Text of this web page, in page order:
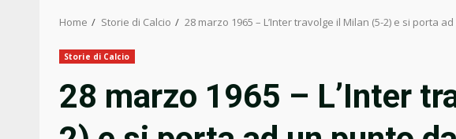
Home Storie di Calcio 28 marzo 1965 – L’Inter travolge il Milan (5-2) e si porta
Storie di Calcio
28 marzo 1965 – L’Inter